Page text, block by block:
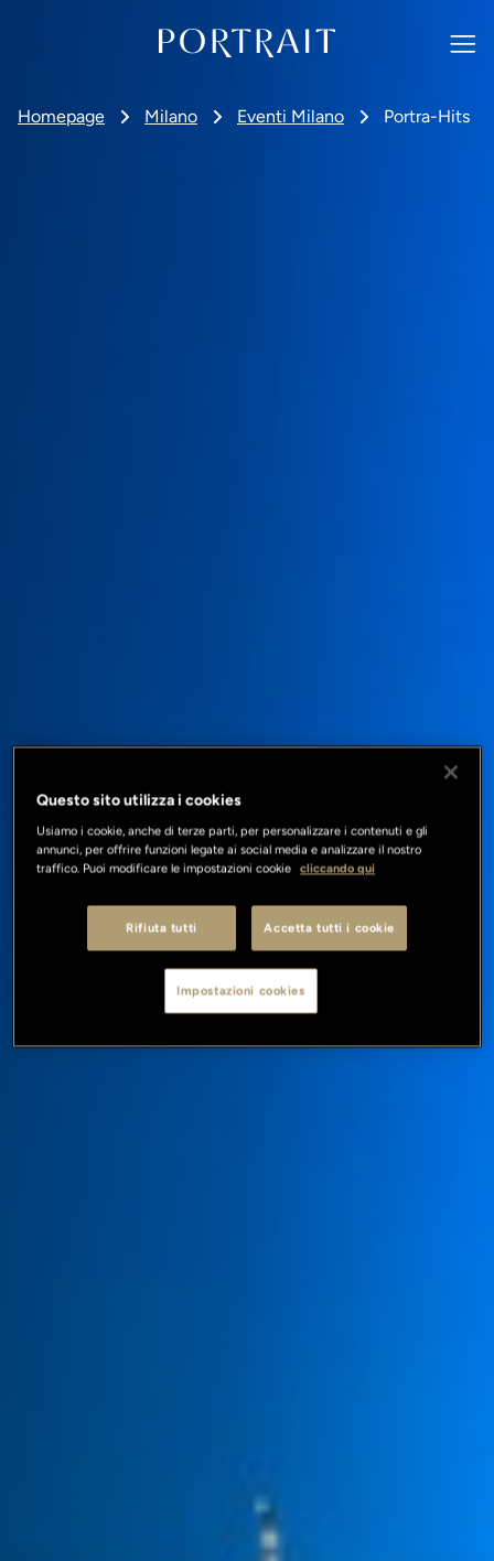
Homepage Milano Eventi Milano Portra-Hits
Questo sito utilizza i cookies
Usiamo i cookie, anche di terze parti, per personalizzare i contenuti e gli
annunci, per offrire funzioni legate ai social media e analizzare il nostro
traffico. Puoi modificare le impostazioni cookie cliccando qui
Rifiuta tutti Accetta tutti i cookie
Impostazioni cookies